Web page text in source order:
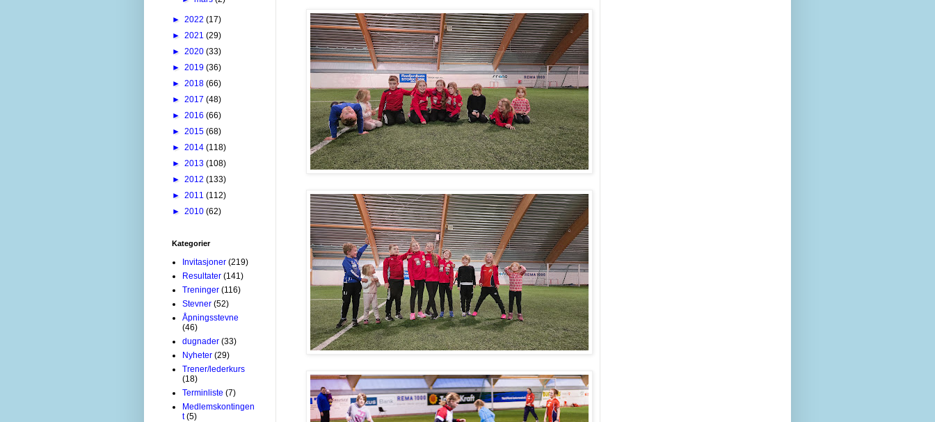
► 2022 (17)
► 2021 (29)
► 2020 (33)
► 2019 (36)
► 2018 (66)
► 2017 (48)
► 2016 (66)
► 2015 (68)
► 2014 (118)
► 2013 (108)
► 2012 (133)
► 2011 (112)
► 2010 (62)
Kategorier
Invitasjoner (219)
Resultater (141)
Treninger (116)
Stevner (52)
Åpningsstevne
(46)
dugnader (33)
Nyheter (29)
Trener/lederkurs
(18)
Terminliste (7)
Medlemskontingen
t (5)